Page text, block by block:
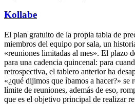
Kollabe
El plan gratuito de la propia tabla de
miembros del equipo por sala, un
«reuniones limitadas al mes». El plazo
para una cadencia quincenal: para
retrospectiva, el tablero anterior ha
«¿qué dijimos que íbamos a hacer?» se
límite de reuniones, además de eso,
que es el objetivo principal de realizar